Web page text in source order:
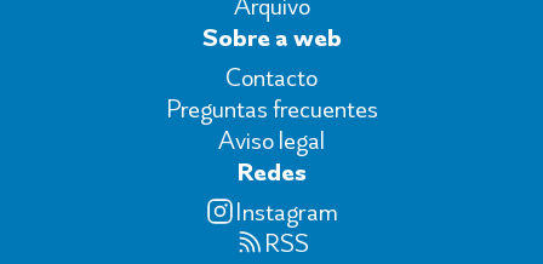
Sobre a web
Contacto
Preguntas frecuentes
Aviso legal
Redes
Instagram
RSS